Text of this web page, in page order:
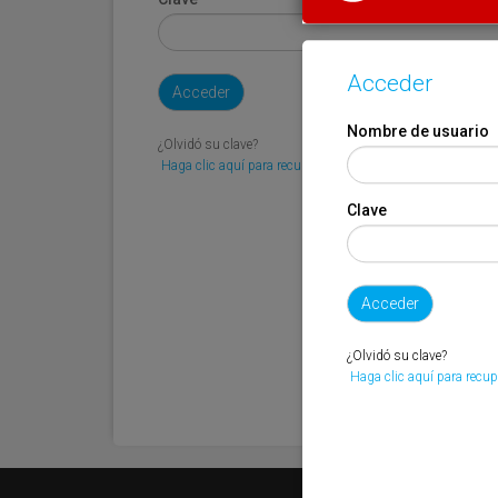
¿Olvidó su clave?
Haga clic aquí para recuperarla.
Acceder
Nombre de usuario
Clave
¿Olvidó su clave?
Haga clic aquí para